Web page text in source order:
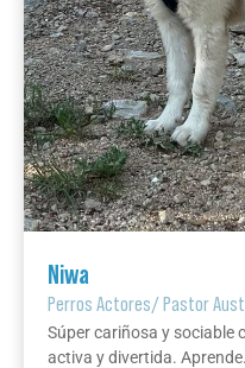
Niwa
Perros Actores/Pastor
Súper cariñosa y sociable
activa y divertida.